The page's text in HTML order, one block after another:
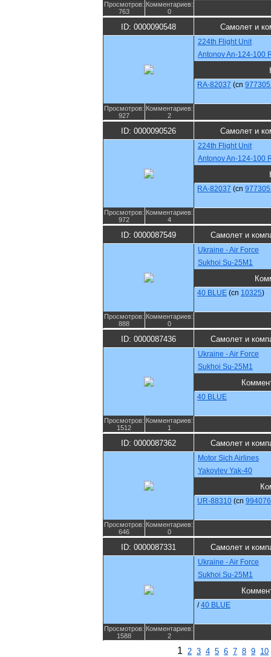
Просмотров:
763
Комментариев:
0
ID: 0000090548 Самолет и
224th Flight Unit
Antonov An-124-100
RA-82037 (cn
Просмотров:
927
Комментариев:
2
ID: 0000090526 Самолет и
224th Flight Unit
Antonov An-124-100
RA-82037 (cn
Просмотров:
972
Комментариев:
4
ID: 0000087549 Самолет и
Ukraine - Air Force
Sukhoi Su-25M1
40 BLUE (cn 10325)
Просмотров:
888
Комментариев:
0
ID: 0000087436 Самолет и
Ukraine - Air Force
Sukhoi Su-25M1
40 BLUE
Просмотров:
1512
Комментариев:
1
ID: 0000087362 Самолет и
Motor Sich Airlines
Yakovlev Yak-40
UR-88310 (cn
Просмотров:
646
Комментариев:
0
ID: 0000087331 Самолет и
Ukraine - Air Force
Sukhoi Su-25M1
/40 BLUE
Просмотров:
1588
Комментариев:
2
1 2 3 4 5 6 7 8 9 10